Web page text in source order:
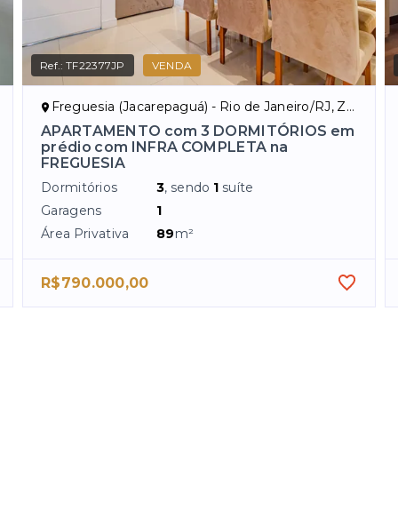
Ref.:TF22377JP VENDA
Freguesia (Jacarepaguá) - Rio de Janeiro/RJ, Zona Oeste
APARTAMENTO com 3 DORMITÓRIOS em
prédio com INFRA COMPLETA na
FREGUESIA
Dormitórios 3, sendo 1 suíte
Garagens
1
Área Privativa
89m²
R$790.000,00